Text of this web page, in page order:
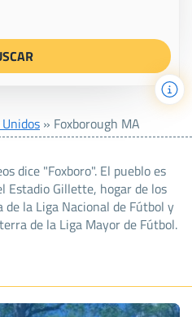
» Foxborough MA
dice "Foxboro". El pueblo es
Estadio Gillette, hogar de los
la Liga Nacional de Fútbol y
de la Liga Mayor de Fútbol.